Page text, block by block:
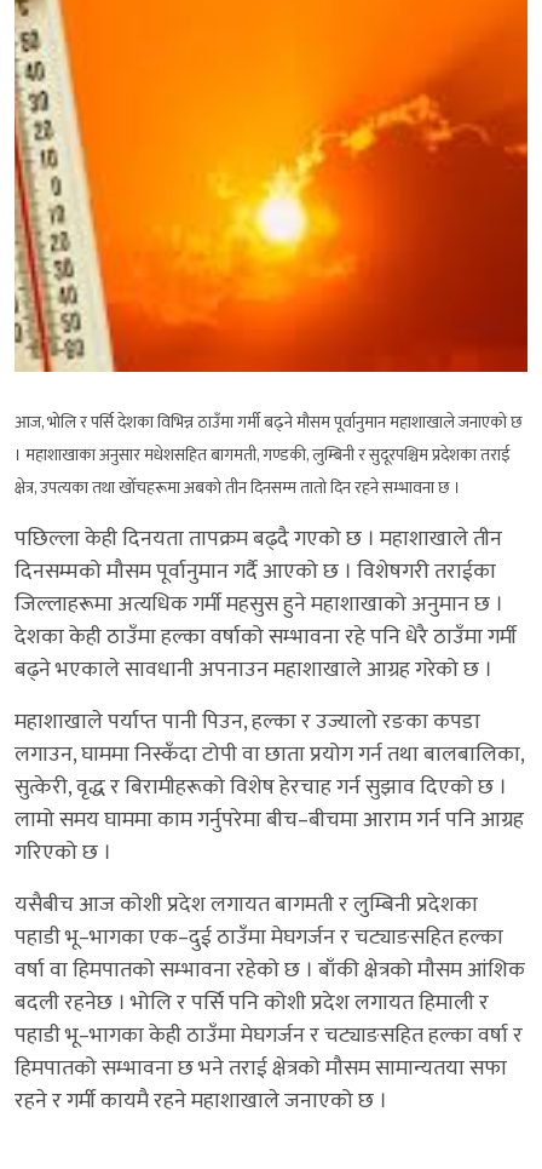
आज, भोलि र पर्सि देशका विभिन्न ठाउँमा गर्मी बढ्ने मौसम पूर्वानुमान महाशाखाले जनाएको छ
। महाशाखाका अनुसार मधेशसहित बागमती, गण्डकी, लुम्बिनी र सुदूरपश्चिम प्रदेशका तराई
क्षेत्र, उपत्यका तथा खोँचहरूमा अबको तीन दिनसम्म तातो दिन रहने सम्भावना छ ।
पछिल्ला केही दिनयता तापक्रम बढ्दै गएको छ । महाशाखाले तीन
दिनसम्मको मौसम पूर्वानुमान गर्दै आएको छ । विशेषगरी तराईका
जिल्लाहरूमा अत्यधिक गर्मी महसुस हुने महाशाखाको अनुमान छ ।
देशका केही ठाउँमा हल्का वर्षाको सम्भावना रहे पनि धेरै ठाउँमा गर्मी
बढ्ने भएकाले सावधानी अपनाउन महाशाखाले आग्रह गरेको छ ।
महाशाखाले पर्याप्त पानी पिउन, हल्का र उज्यालो रङका कपडा
लगाउन, घाममा निस्कँदा टोपी वा छाता प्रयोग गर्न तथा बालबालिका,
सुत्केरी, वृद्ध र बिरामीहरूको विशेष हेरचाह गर्न सुझाव दिएको छ ।
लामो समय घाममा काम गर्नुपरेमा बीच–बीचमा आराम गर्न पनि आग्रह
गरिएको छ ।
यसैबीच आज कोशी प्रदेश लगायत बागमती र लुम्बिनी प्रदेशका
पहाडी भू–भागका एक–दुई ठाउँमा मेघगर्जन र चट्याङसहित हल्का
वर्षा वा हिमपातको सम्भावना रहेको छ । बाँकी क्षेत्रको मौसम आंशिक
बदली रहनेछ । भोलि र पर्सि पनि कोशी प्रदेश लगायत हिमाली र
पहाडी भू–भागका केही ठाउँमा मेघगर्जन र चट्याङसहित हल्का वर्षा र
हिमपातको सम्भावना छ भने तराई क्षेत्रको मौसम सामान्यतया सफा
रहने र गर्मी कायमै रहने महाशाखाले जनाएको छ ।